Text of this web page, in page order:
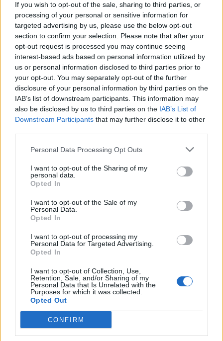
If you wish to opt-out of the sale, sharing to third parties, or
processing of your personal or sensitive information for
targeted advertising by us, please use the below opt-out
section to confirm your selection. Please note that after your
opt-out request is processed you may continue seeing
interest-based ads based on personal information utilized by
us or personal information disclosed to third parties prior to
your opt-out. You may separately opt-out of the further
disclosure of your personal information by third parties on the
IAB’s list of downstream participants. This information may
also be disclosed by us to third parties on the IAB’s List of
Downstream Participants that may further disclose it to other
Personal Data Processing Opt Outs
I want to opt-out of the Sharing of my
personal data.
Opted In
I want to opt-out of the Sale of my
Personal Data.
Opted In
I want to opt-out of processing my
Personal Data for Targeted Advertising.
Opted In
I want to opt-out of Collection, Use,
Retention, Sale, and/or Sharing of my
Personal Data that Is Unrelated with the
Purposes for which it was collected.
Opted Out
CONFIRM
údaje odpovídají skutečné osobě.
Věk: 48
Město: Ostrava
Okres: Ostrava-město
Země: Česká republika
Kontakt
Napsat uživateli vzkaz
Facebook:https://www.facebook.com/kristina.duskova
Informace o profilu a chatu
Online: Není nikde online
Prochatováno: 131.96 hod.
Líbí se:11
Oblibené místnosti
Sledované diskuze
Poslední 3 příspěvky na mé zdi
Zobrazit celou mou zeď